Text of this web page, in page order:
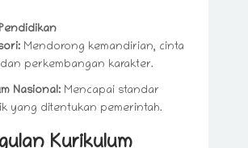
Mendorong kemandirian, cinta
perkembangan karakter.
Nasional: Mencapai standar
yang ditentukan pemerintah.
Kurikulum